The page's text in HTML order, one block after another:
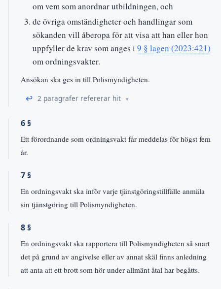
om vem som anordnar utbildningen, och
de övriga omständigheter och handlingar som
sökanden vill åberopa för att visa att han eller hon
uppfyller de krav som anges i 9 § lagen (2023:421)
om ordningsvakter.
Ansökan ska ges in till Polismyndigheten.
↩ 2 paragrafer refererar hit
6 §
Ett förordnande som ordningsvakt får meddelas för högst fem
år.
7 §
En ordningsvakt ska inför varje tjänstgöringstillfälle anmäla
sin tjänstgöring till Polismyndigheten.
8 §
En ordningsvakt ska rapportera till Polismyndigheten så snart
det på grund av angivelse eller av annat skäl finns anledning
att anta att ett brott som hör under allmänt åtal har begåtts.